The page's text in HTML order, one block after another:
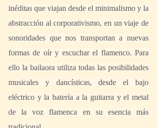
inéditas que viajan desde el minimalismo y la
abstracción al corporativismo, en un viaje de
sonoridades que nos transportan a nuevas
formas de oír y escuchar el flamenco. Para
ello la bailaora utiliza todas las posibilidades
musicales y dancísticas, desde el bajo
eléctrico y la batería a la guitarra y el metal
de la voz flamenca en su esencia más